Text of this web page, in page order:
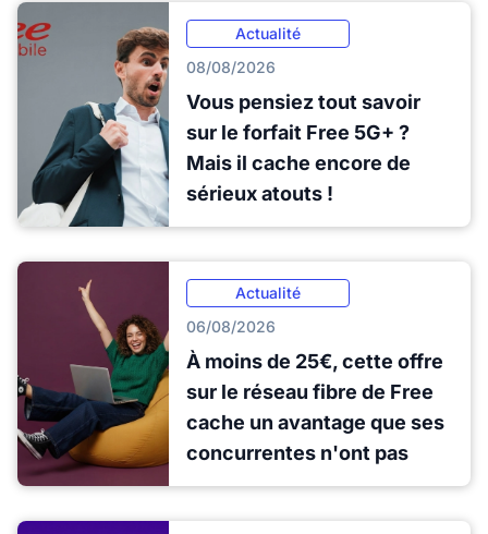
Actualité
08/08/2026
Vous pensiez tout savoir
sur le forfait Free 5G+ ?
Mais il cache encore de
sérieux atouts !
Actualité
06/08/2026
À moins de 25€, cette offre
sur le réseau fibre de Free
cache un avantage que ses
concurrentes n'ont pas